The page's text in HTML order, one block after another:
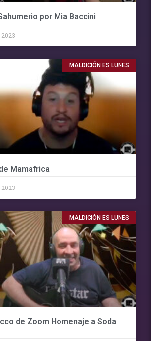
por Mia Baccini
MALDICIÓN ES LUNES
Mamafrica
MALDICIÓN ES LUNES
de Zoom Homenaje a Soda